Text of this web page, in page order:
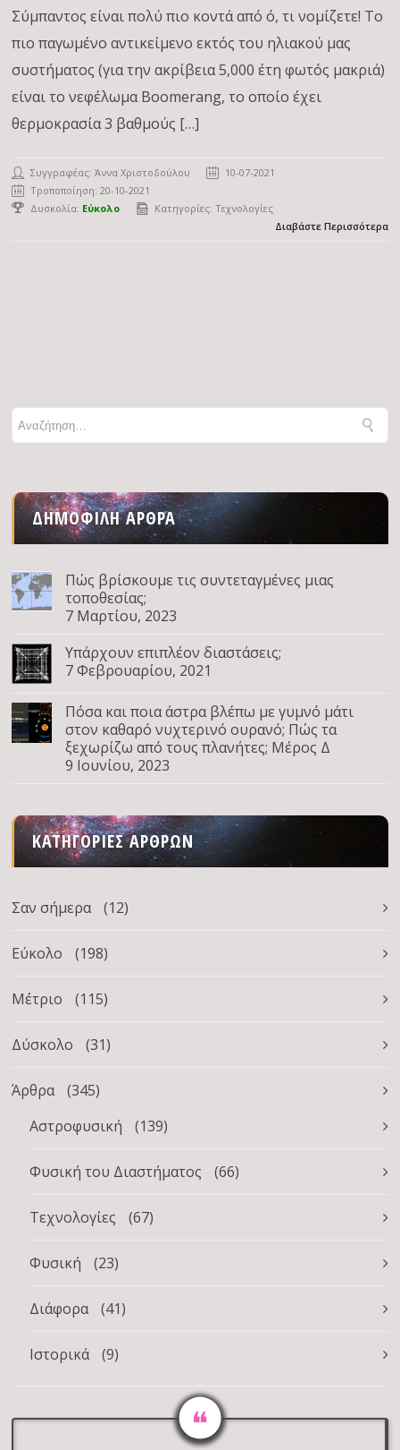
Σύμπαντος είναι πολύ πιο κοντά από ό, τι νομίζετε! To
πιο παγωμένο αντικείμενο εκτός του ηλιακού μας
συστήματος (για την ακρίβεια 5,000 έτη φωτός μακριά)
είναι το νεφέλωμα Boomerang, το οποίο έχει
θερμοκρασία 3 βαθμούς […]
Συγγραφέας:Άννα Χριστοδούλου
10-07-2021
Τροποποίηση: 20-10-2021
Δυσκολία: Εύκολο Κατηγορίες:Τεχνολογίες
Διαβάστε Περισσότερα
ΔΗΜΟΦΙΛΉ ΆΡΘΡΑ
Πώς βρίσκουμε τις συντεταγμένες μιας
τοποθεσίας;
7 Μαρτίου, 2023
Υπάρχουν επιπλέον διαστάσεις;
7 Φεβρουαρίου, 2021
Πόσα και ποια άστρα βλέπω με γυμνό μάτι
στον καθαρό νυχτερινό ουρανό; Πώς τα
ξεχωρίζω από τους πλανήτες; Μέρος Δ
9 Ιουνίου, 2023
ΚΑΤΗΓΟΡΊΕΣ ΆΡΘΡΩΝ
Σαν σήμερα (12)
Εύκολο (198)
Μέτριο (115)
Δύσκολο (31)
Άρθρα
(345)
Αστροφυσική
(139)
Φυσική του Διαστήματος (66)
Τεχνολογίες (67)
Φυσική (23)
Διάφορα (41)
Ιστορικά (9)